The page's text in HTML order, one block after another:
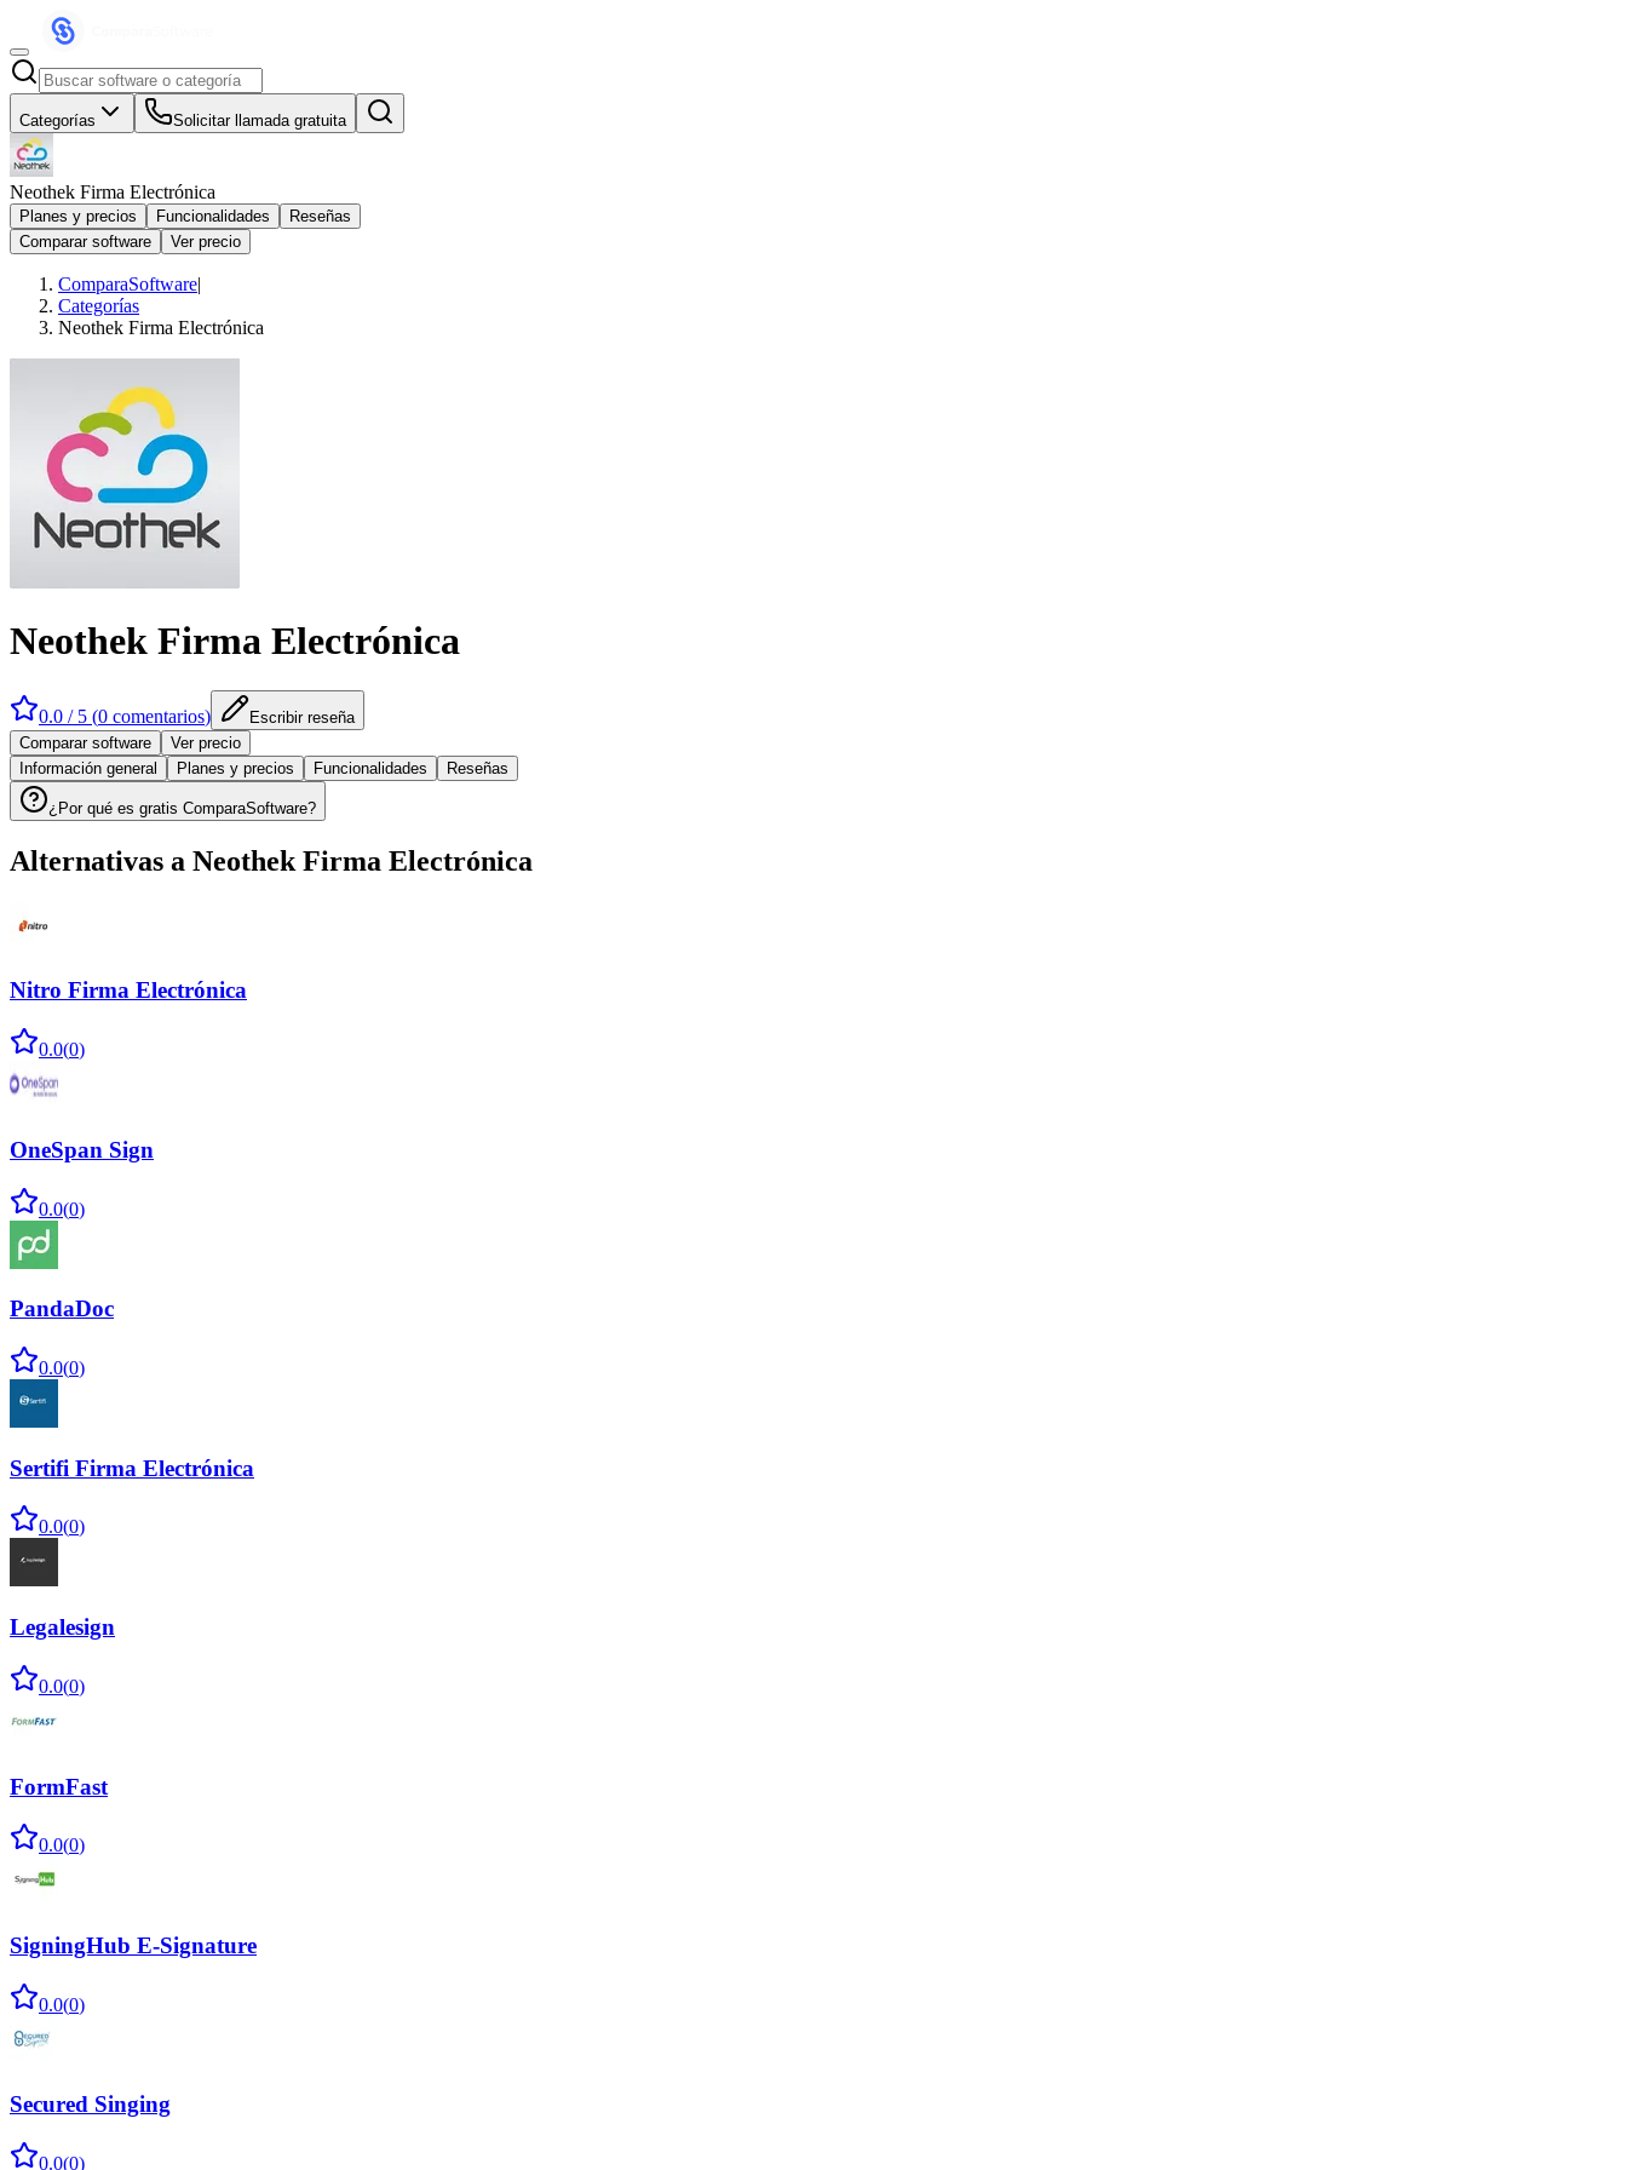
Categorías Solicitar llamada gratuita
Neothek Firma Electrónica
Planes y precios Funcionalidades
Reseñas
Comparar software
Ver precio
ComparaSoftware|
Categorías
Neothek Firma Electrónica
Neothek Firma Electrónica
0.0 / 5 (0 comentarios)
Escribir reseña
Comparar software
Ver precio
Información general
Planes y precios Funcionalidades Reseñas
¿Por qué es gratis ComparaSoftware?
Alternativas a Neothek Firma Electrónica
Nitro Firma Electrónica
0.0(0)
OneSpan Sign
0.0(0)
PandaDoc
0.0(0)
Sertifi Firma Electrónica
0.0(0)
Legalesign
0.0(0)
FormFast
0.0(0)
SigningHub E-Signature
0.0(0)
Secured Singing
0.0(0)